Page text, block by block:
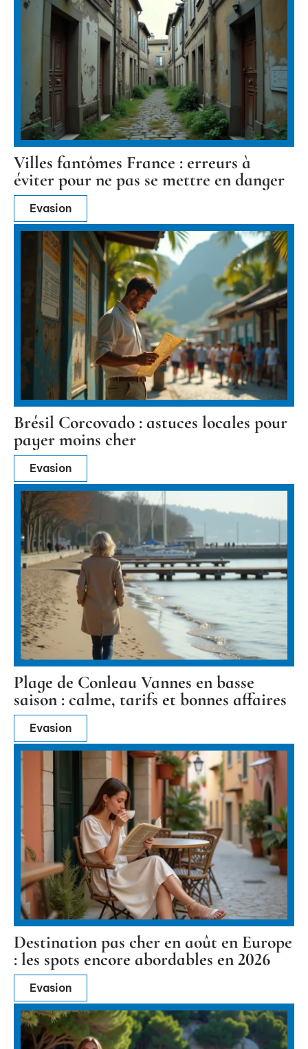
Villes fantômes France : erreurs à
éviter pour ne pas se mettre en danger
Evasion
Brésil Corcovado : astuces locales pour
payer moins cher
Evasion
Plage de Conleau Vannes en basse
saison : calme, tarifs et bonnes affaires
Evasion
Destination pas cher en août en Europe
: les spots encore abordables en 2026
Evasion